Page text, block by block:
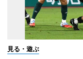
見る・遊ぶ